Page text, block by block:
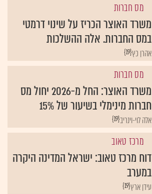
מס חברות
משרד האוצר הכריז על שינוי דרמטי
במס החברות. אלה ההשלכות
{19}אהרן כץ
מס חברות
משרד האוצר: החל מ-2026 יחול מס
חברות מינימלי בשיעור של 15%
{19}אלה לוי-וינריב
מרכז טאוב
דוח מרכז טאוב: ישראל המדינה היקרה
במערב
{19}עידן ארץ